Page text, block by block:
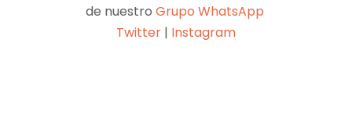
de nuestro Grupo WhatsApp
Twitter | Instagram